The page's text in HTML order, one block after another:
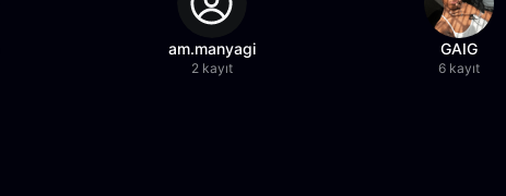
am.manyagi
2 kayıt
GAIG
6 kayıt